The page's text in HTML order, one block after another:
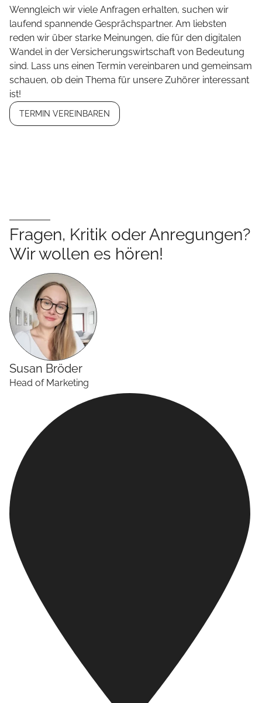
Wenngleich wir viele Anfragen erhalten, suchen wir
laufend spannende Gesprächspartner. Am liebsten
reden wir über starke Meinungen, die für den digitalen
Wandel in der Versicherungswirtschaft von Bedeutung
sind. Lass uns einen Termin vereinbaren und gemeinsam
schauen, ob dein Thema für unsere Zuhörer interessant
ist!
TERMIN VEREINBAREN
Fragen, Kritik oder Anregungen?
Wir wollen es hören!
Susan Bröder
Head of Marketing